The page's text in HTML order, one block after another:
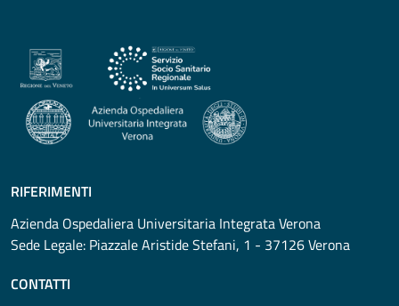
RIFERIMENTI
Azienda Ospedaliera Universitaria Integrata Verona
Sede Legale: Piazzale Aristide Stefani, 1 - 37126 Verona
CONTATTI